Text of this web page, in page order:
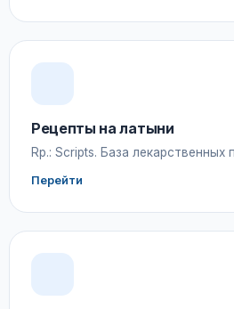
Рецепты на латыни
Rp.: Scripts. База лекарственных
Перейти